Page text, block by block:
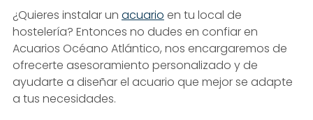
¿Quieres instalar un acuario en tu local de
hostelería? Entonces no dudes en confiar en
Acuarios Océano Atlántico, nos encargaremos de
ofrecerte asesoramiento personalizado y de
ayudarte a diseñar el acuario que mejor se adapte
a tus necesidades.